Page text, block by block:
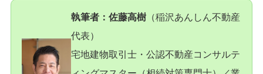
執筆者：佐藤高樹（稲沢あんしん不動産
代表）
宅地建物取引士・公認不動産コンサルテ